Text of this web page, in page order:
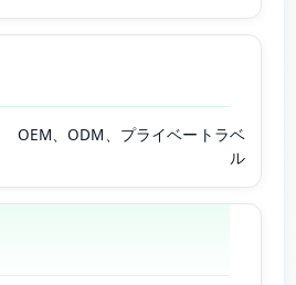
OEM、ODM、プライベートラベ
ル